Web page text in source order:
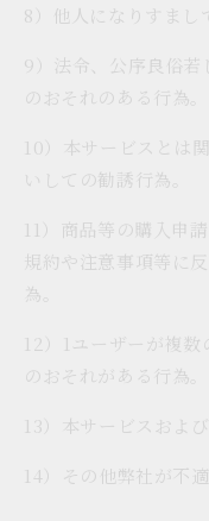
8）他人になりすまし
9）法令、公序良俗若
のおそれのある行為。
10）本サービスとは
いしての勧誘行為。
11）商品等の購入申
規約や注意事項等に
為。
12）1ユーザーが複
のおそれがある行為。
13）本サービスおよ
14）その他弊社が不